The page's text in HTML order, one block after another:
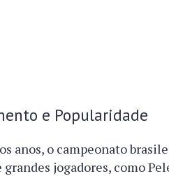
e Popularidade
anos, o campeonato
jogadores, como